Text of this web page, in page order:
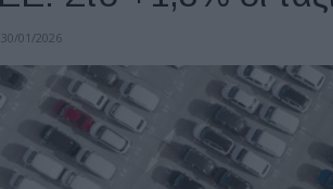
30/01/2026